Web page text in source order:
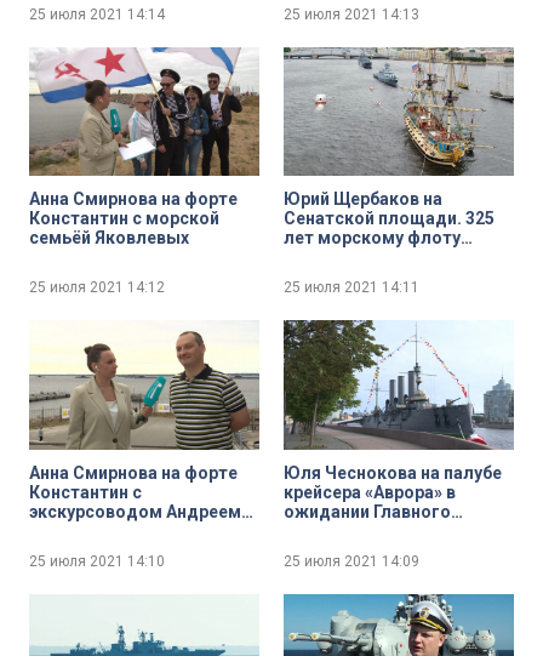
морского парада
25 июля 2021 14:14 25 июля 2021 14:13
Анна Смирнова на форте
Константин с морской
семьёй Яковлевых
25 июля 2021 14:12
Юрий Щербаков на
Сенатской площади. 325
лет морскому флоту
25 июля 2021 14:11
Анна Смирнова на форте
Константин с
экскурсоводом Андреем
25 июля 2021 14:10
Юля Чеснокова на палубе
крейсера «Аврора» в
ожидании Главного
25 июля 2021 14:09